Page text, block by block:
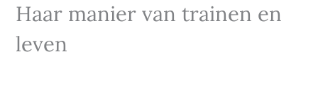
Haar manier van trainen en
leven